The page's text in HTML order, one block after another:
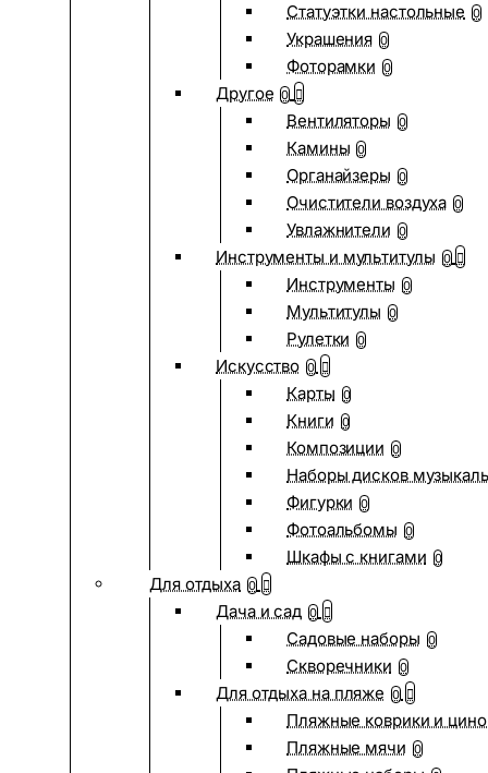
Статуэтки настольные 0
Украшения 0
Фоторамки 0
Другое 0
Вентиляторы 0
Камины 0
Органайзеры 0
Очистители воздуха 0
Увлажнители 0
Инструменты и мультитулы 0
Инструменты 0
Мультитулы 0
Рулетки 0
Искусство 0
Карты 0
Книги 0
Композиции 0
Наборы дисков
Фигурки 0
Фотоальбомы 0
Шкафы с книгами 0
Для отдыха 0
Дача и сад 0
Садовые наборы 0
Скворечники 0
Для отдыха на пляже 0
Пляжные коврики и
Пляжные мячи 0